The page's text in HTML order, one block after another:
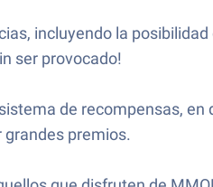
incluyendo la
ser provocado!
de recompensas,
grandes premios.